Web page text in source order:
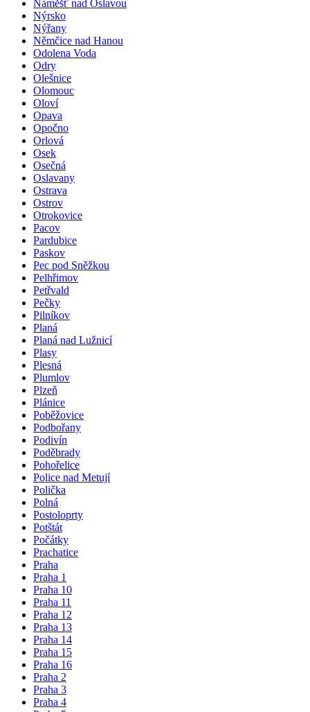
Náměšť nad Oslavou
Nýrsko
Nýřany
Němčice nad Hanou
Odolena Voda
Odry
Olešnice
Olomouc
Oloví
Opava
Opočno
Orlová
Osek
Osečná
Oslavany
Ostrava
Ostrov
Otrokovice
Pacov
Pardubice
Paskov
Pec pod Sněžkou
Pelhřimov
Petřvald
Pečky
Pilníkov
Planá
Planá nad Lužnicí
Plasy
Plesná
Plumlov
Plzeň
Plánice
Poběžovice
Podbořany
Podivín
Poděbrady
Pohořelice
Police nad Metují
Polička
Polná
Postoloprty
Potštát
Počátky
Prachatice
Praha
Praha 1
Praha 10
Praha 11
Praha 12
Praha 13
Praha 14
Praha 15
Praha 16
Praha 2
Praha 3
Praha 4